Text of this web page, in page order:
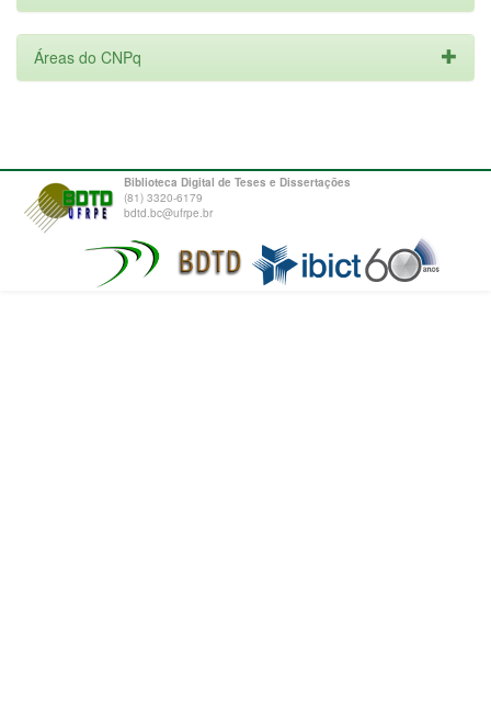
Áreas do CNPq
Biblioteca Digital de Teses e Dissertações
(81) 3320-6179
bdtd.bc@ufrpe.br